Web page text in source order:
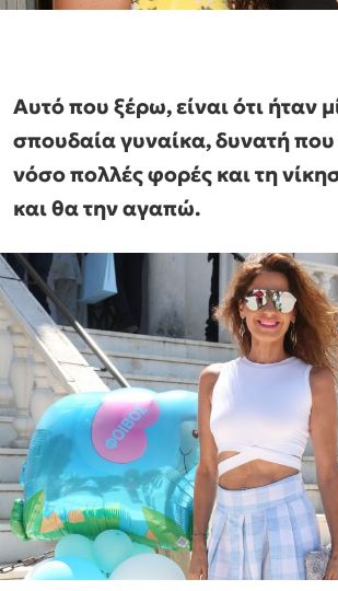
Αυτό που ξέρω, είναι ότι ήταν
σπουδαία γυναίκα, δυνατή
νόσο πολλές φορές και τη
και θα την αγαπώ.